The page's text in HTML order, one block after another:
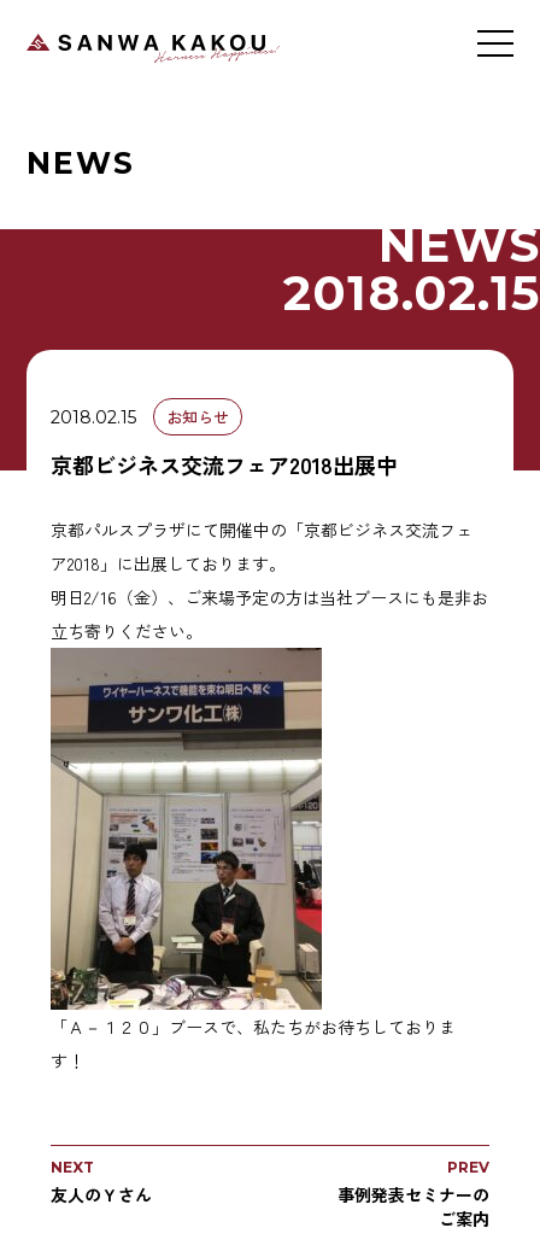
NEWS
NEWS
2018.02.15
2018.02.15 お知らせ
京都ビジネス交流フェア2018出展中
京都パルスプラザにて開催中の「京都ビジネス交流フェ
ア2018」に出展しております。
明日2/16（金）、ご来場予定の方は当社ブースにも是非お
立ち寄りください。
「Ａ－１２０」ブースで、私たちがお待ちしておりま
す！
NEXT
友人のＹさん
PREV
事例発表セミナーの
ご案内